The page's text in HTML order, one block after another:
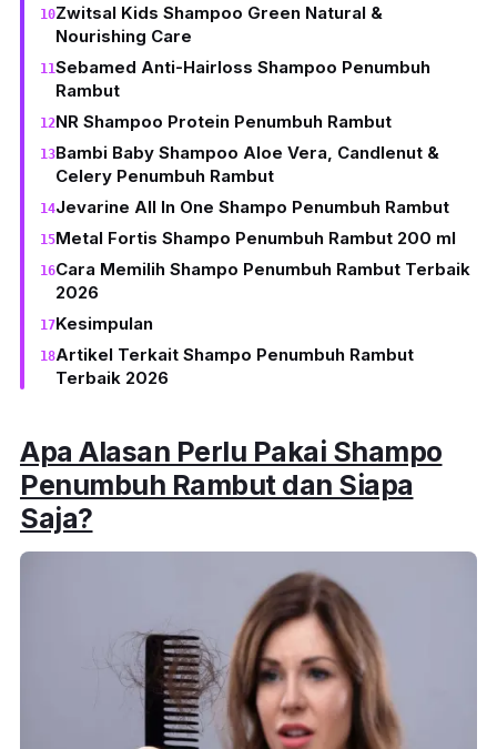
Zwitsal Kids Shampoo Green Natural &
Nourishing Care
Sebamed Anti-Hairloss Shampoo Penumbuh
Rambut
NR Shampoo Protein Penumbuh Rambut
Bambi Baby Shampoo Aloe Vera, Candlenut &
Celery Penumbuh Rambut
Jevarine All In One Shampo Penumbuh Rambut
Metal Fortis Shampo Penumbuh Rambut 200 ml
Cara Memilih Shampo Penumbuh Rambut Terbaik
2026
Kesimpulan
Artikel Terkait Shampo Penumbuh Rambut
Terbaik 2026
Apa Alasan Perlu Pakai Shampo
Penumbuh Rambut dan Siapa
Saja?